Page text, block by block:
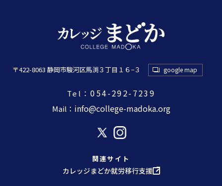
〒422-8063 静岡市駿河区馬渕３丁目１６−３ google map
Tel：054-292-7239
Mail： info@college-madoka.org
関連サイト
カレッジまどか就労移行支援